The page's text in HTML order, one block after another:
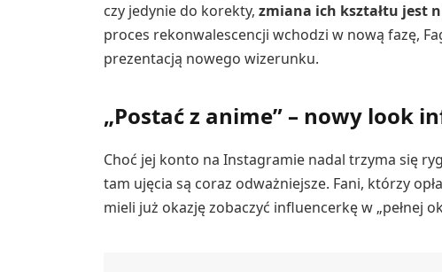
czy jedynie do korekty,zmiana ich kształtu jest
proces rekonwalescencji wchodzi w nową fazę,
prezentacją nowego wizerunku.
„Postać z anime” – nowy look
Choć jej konto na Instagramie nadal trzyma się
tam ujęcia są coraz odważniejsze. Fani, którzy
mieli już okazję zobaczyć influencerkę w „pełnej